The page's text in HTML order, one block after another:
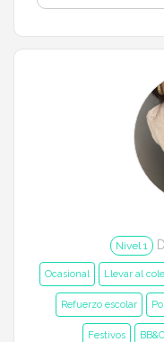
Nivel 1
Ocasional Llevar al
Refuerzo escolar
Festivos BB&C